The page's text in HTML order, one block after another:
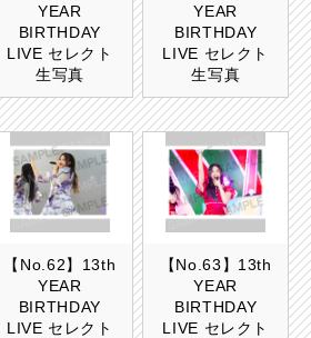
YEAR
BIRTHDAY
LIVE セレクト
生写真
YEAR
BIRTHDAY
LIVE セレクト
生写真
【No.62】13th
YEAR
BIRTHDAY
LIVE セレクト
【No.63】13th
YEAR
BIRTHDAY
LIVE セレクト